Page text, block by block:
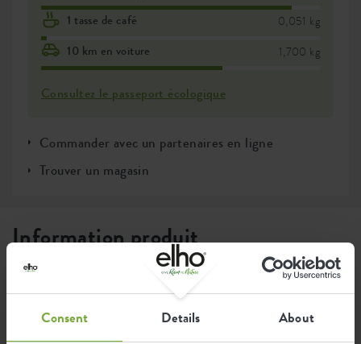
Consent Details About
1 tasse de café 0,051 kg
10 km en voiture 1,700 kg
Consultez le passeport écologique
Commander avec un partenaires en ligne
Trouver un magasin
Information produit
Description complète